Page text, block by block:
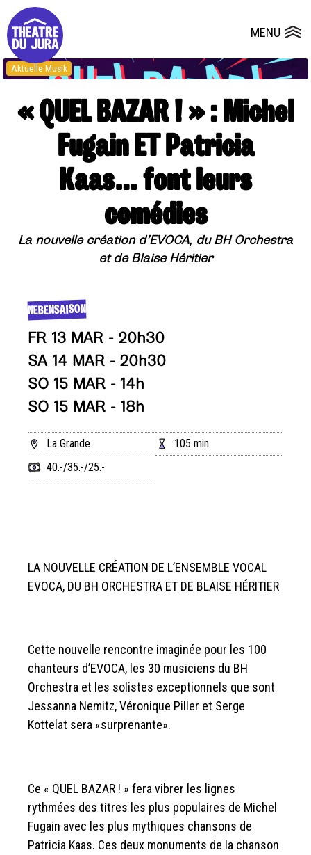
MENU
Presse Dépôts de dossiers
Aktuelle Musik
« QUEL BAZAR ! » : Michel
Fugain ET Patricia
Kaas… font leurs
comédies
La nouvelle création d’EVOCA, du BH Orchestra
et de Blaise Héritier
LA NOUVELLE CRÉATION DE L’ENSEMBLE VOCAL
EVOCA, DU BH ORCHESTRA ET DE BLAISE HÉRITIER
Cette nouvelle rencontre imaginée pour les 100
chanteurs d’EVOCA, les 30 musiciens du BH
Orchestra et les solistes exceptionnels que sont
Jessanna Nemitz, Véronique Piller et Serge
Kottelat sera «surprenante».
Ce « QUEL BAZAR ! » fera vibrer les lignes
rythmées des titres les plus populaires de Michel
Fugain avec les plus mythiques chansons de
Patricia Kaas. Ces deux monuments de la chanson
NEBENSAISON
FR 13 MAR - 20h30
SA 14 MAR - 20h30
SO 15 MAR - 14h
SO 15 MAR - 18h
La Grande
105 min.
40.-/35.-/25.-